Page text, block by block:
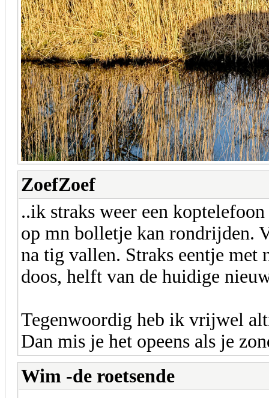
ZoefZoef
..ik straks weer een
op mn bolletje kan rondrijden.
na tig vallen. Straks eentje
doos, helft van de huidige
Tegenwoordig heb ik vrijwel
Dan mis je het opeens als je
Wim -de roetsende